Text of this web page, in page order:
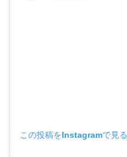
この投稿をInstagramで見る